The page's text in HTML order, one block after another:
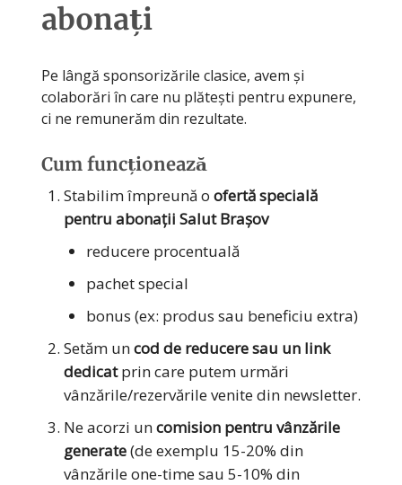
abonați
Pe lângă sponsorizările clasice, avem și
colaborări în care nu plătești pentru expunere,
ci ne remunerăm din rezultate.
Cum funcționează
Stabilim împreună o ofertă specială
pentru abonații Salut Brașov
reducere procentuală
pachet special
bonus (ex: produs sau beneficiu extra)
Setăm uncod de reducere sau un link
dedicatprin care putem urmări
vânzările/rezervările venite din newsletter.
Ne acorzi uncomision pentru vânzările
generate(de exemplu 15-20% din
vânzările one-time sau 5-10% din